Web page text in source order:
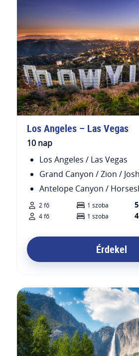
Los Angeles – Las Vegas
10 nap
Los Angeles / Las Vegas
Grand Canyon / Zion /
Antelope Canyon /
2 fő 1 szoba
4 fő 1 szoba
Érdekel